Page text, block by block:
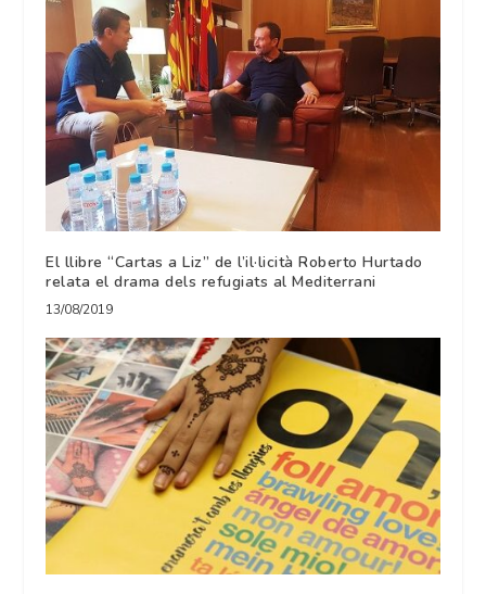
El llibre “Cartas a Liz” de l’il·licità Roberto Hurtado
relata el drama dels refugiats al Mediterrani
13/08/2019